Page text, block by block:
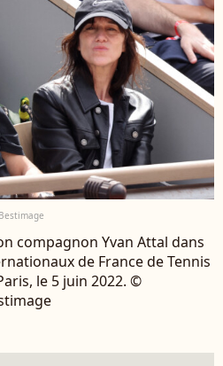
compagnon Yvan Attal dans
de France de Tennis
le 5 juin 2022. ©